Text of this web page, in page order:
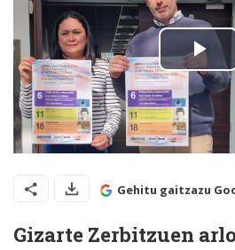
Gehitu gaitzazu
Gizarte Zerbitzuen